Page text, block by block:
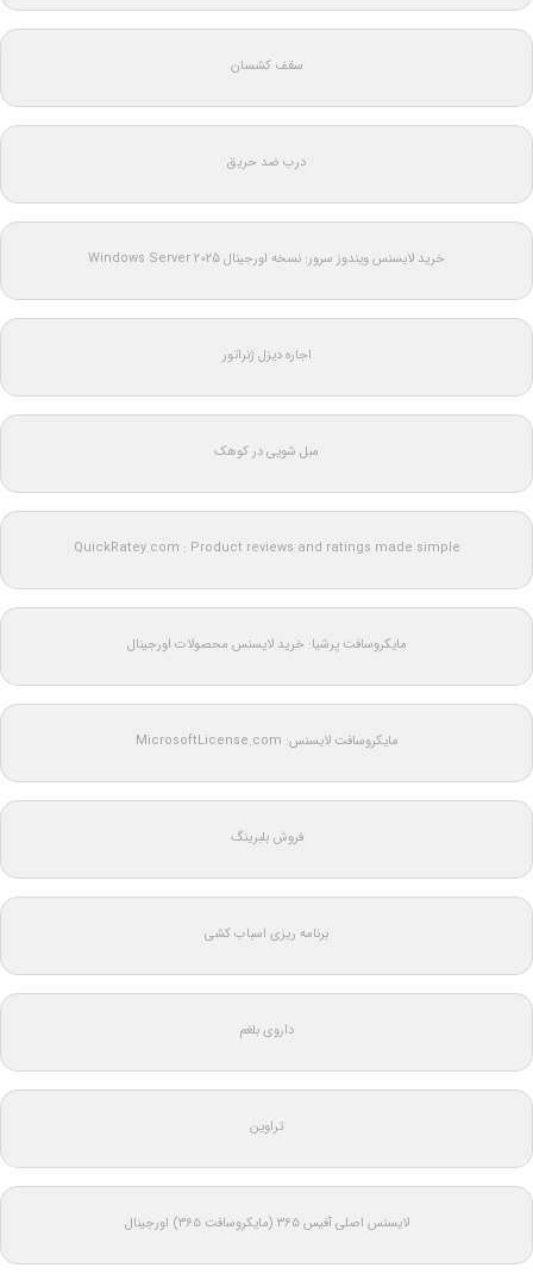
سقف کشسان
درب ضد حریق
خرید لایسنس ویندوز سرور: نسخه اورجینال Windows Server 2025
اجاره دیزل ژنراتور
مبل شویی در کوهک
QuickRatey.com : Product reviews and ratings made simple
مایکروسافت پرشیا: خرید لایسنس محصولات اورجینال
مایکروسافت لایسنس: MicrosoftLicense.com
فروش بلبرینگ
برنامه ریزی اسباب کشی
داروی بلغم
تراوین
لایسنس اصلی آفیس ۳۶۵ (مایکروسافت ۳۶۵) اورجینال